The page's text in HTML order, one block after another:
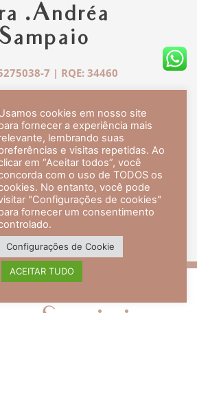
.Andréa
Sampaio
7 | RQE: 34460
em Medicina pela UFRJ.
Dermatologia pela UFRJ, tendo
a especialização em 2007.
Brasileira de Dermatologia,
título de especialista.
veja mais +
Sociais
cookies em nosso site
fornecer a experiência mais
lembrando suas
e visitas repetidas. Ao
em “Aceitar todos”, você
com o uso de TODOS os
No entanto, você pode
"Configurações de cookies"
fornecer um consentimento
Configurações de Cookie
ACEITAR TUDO